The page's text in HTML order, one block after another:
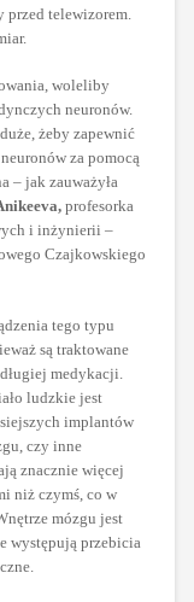
telewizorem.
woleliby
neuronów.
żeby zapewnić
za pomocą
– jak zauważyła
profesorka
i inżynierii –
Czajkowskiego
tego typu
są traktowane
medykacji.
ludzkie jest
implantów
czy inne
znacznie więcej
niż czymś, co w
mózgu jest
występują przebicia